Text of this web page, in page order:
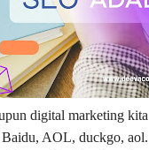
digital marketing
AOL, duckgo, aol.